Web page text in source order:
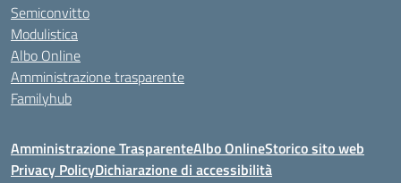
Semiconvitto
Modulistica
Albo Online
Amministrazione trasparente
Familyhub
Amministrazione TrasparenteAlbo OnlineStorico sito web
Privacy PolicyDichiarazione di accessibilità